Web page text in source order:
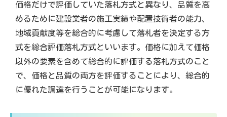
価格だけで評価していた落札方式と異なり、品質を高
めるために建設業者の施工実績や配置技術者の能力、
地域貢献度等を総合的に考慮して落札者を決定する方
式を総合評価落札方式といいます。価格に加えて価格
以外の要素を含めて総合的に評価する落札方式のこと
で、価格と品質の両方を評価することにより、総合的
に優れた調達を行うことが可能になります。